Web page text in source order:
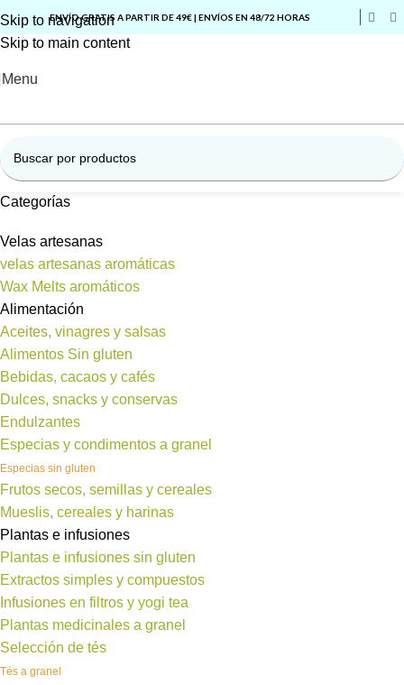
Skip to navigation
Skip to main content
ENVÍO GRATIS A PARTIR DE 49€ | ENVÍOS EN 48/72 HORAS
Menu
Categorías
Velas artesanas
velas artesanas aromáticas
Wax Melts aromáticos
Alimentación
Aceites, vinagres y salsas
Alimentos Sin gluten
Bebidas, cacaos y cafés
Dulces, snacks y conservas
Endulzantes
Especias y condimentos a granel
Especias sin gluten
Frutos secos, semillas y cereales
Mueslis, cereales y harinas
Plantas e infusiones
Plantas e infusiones sin gluten
Extractos simples y compuestos
Infusiones en filtros y yogi tea
Plantas medicinales a granel
Selección de tés
Tés a granel